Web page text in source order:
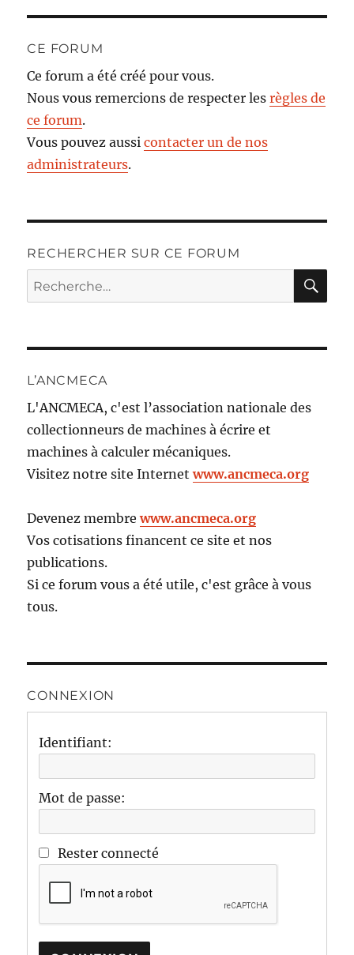
CE FORUM
Ce forum a été créé pour vous.
Nous vous remercions de respecter lesrègles de
ce forum.
Vous pouvez aussicontacter un de nos
administrateurs.
RECHERCHER SUR CE FORUM
Recherche
pour :
L’ANCMECA
L'ANCMECA, c'est l’association nationale des
collectionneurs de machines à écrire et
machines à calculer mécaniques.
Visitez notre site Internetwww.ancmeca.org
Devenez membrewww.ancmeca.org
Vos cotisations financent ce site et nos
publications.
Si ce forum vous a été utile, c'est grâce à vous
tous.
CONNEXION
Identifiant:
Mot de passe:
Rester connecté